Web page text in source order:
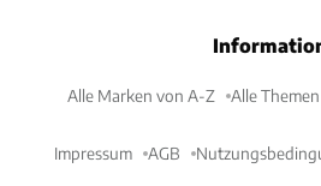
Alle Marken von A-Z Alle
Impressum AGB